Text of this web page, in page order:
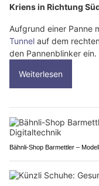
Kriens in Richtung
Aufgrund einer Panne
Tunnel auf dem
den Pannenblinker ein.
Weiterlesen
Bähnli-Shop Barmettler –